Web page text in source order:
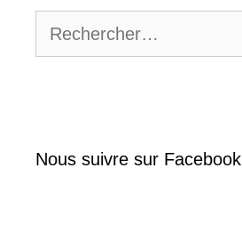
Nous suivre sur Facebook